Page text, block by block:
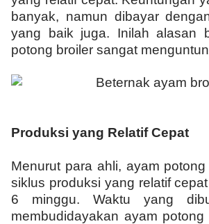
banyak, namun dibayar
yang baik juga. Inilah alasan
potong broiler sangat
Produksi yang Relatif Cepat
Menurut para ahli, ayam
siklus produksi yang relatif
6 minggu. Waktu yang
membudidayakan ayam